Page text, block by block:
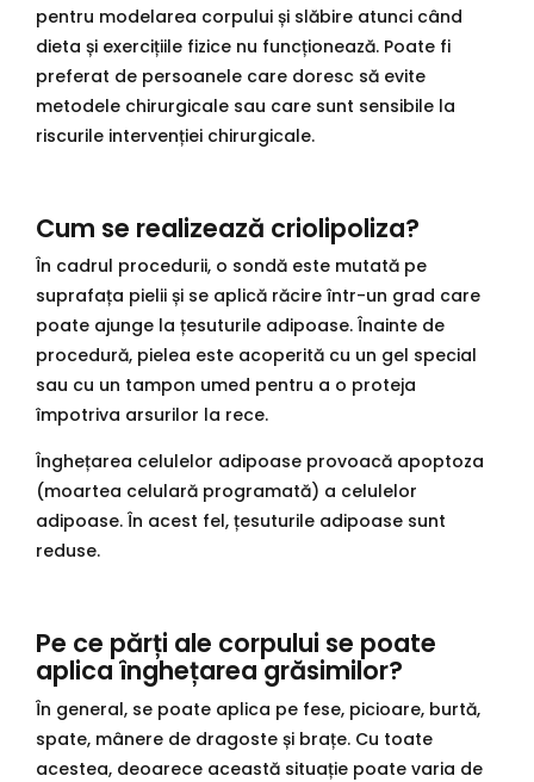
pentru modelarea corpului și slăbire atunci când
dieta și exercițiile fizice nu funcționează. Poate fi
preferat de persoanele care doresc să evite
metodele chirurgicale sau care sunt sensibile la
riscurile intervenției chirurgicale.
Cum se realizează criolipoliza?
În cadrul procedurii, o sondă este mutată pe
suprafața pielii și se aplică răcire într-un grad care
poate ajunge la țesuturile adipoase. Înainte de
procedură, pielea este acoperită cu un gel special
sau cu un tampon umed pentru a o proteja
împotriva arsurilor la rece.
Înghețarea celulelor adipoase provoacă apoptoza
(moartea celulară programată) a celulelor
adipoase. În acest fel, țesuturile adipoase sunt
reduse.
Pe ce părți ale corpului se poate
aplica înghețarea grăsimilor?
În general, se poate aplica pe fese, picioare, burtă,
spate, mânere de dragoste și brațe. Cu toate
acestea, deoarece această situație poate varia de